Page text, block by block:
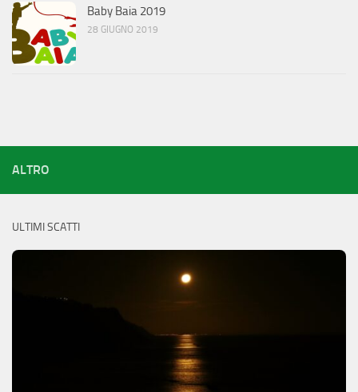
Baby Baia 2019
28 GIUGNO 2019
ALTRO
ULTIMI SCATTI